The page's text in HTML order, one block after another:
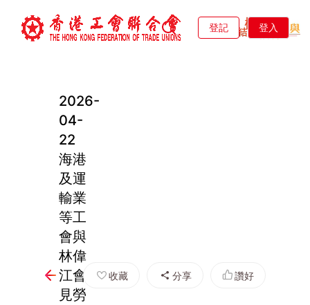
登記 登入
2026-
04-
22
海港
及運
輸業
等工
會與
林偉
江會
見勞
收藏 分享 讚好